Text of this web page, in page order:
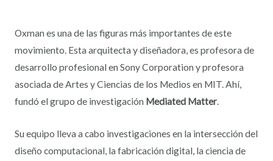
Oxman es una de las figuras más importantes de este
movimiento. Esta arquitecta y diseñadora, es profesora de
desarrollo profesional en Sony Corporation y profesora
asociada de Artes y Ciencias de los Medios en MIT. Ahí,
fundó el grupo de investigación Mediated Matter.
Su equipo lleva a cabo investigaciones en la intersección del
diseño computacional, la fabricación digital, la ciencia de